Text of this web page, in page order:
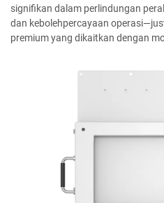
signifikan dalam perlindungan
dan kebolehpercayaan
premium yang dikaitkan dengan